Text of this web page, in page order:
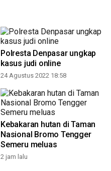
Polresta Denpasar ungkap
kasus judi online
24 Agustus 2022 18:58
Kebakaran hutan di Taman
Nasional Bromo Tengger
Semeru meluas
2 jam lalu